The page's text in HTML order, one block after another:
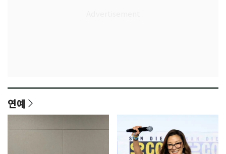
연예